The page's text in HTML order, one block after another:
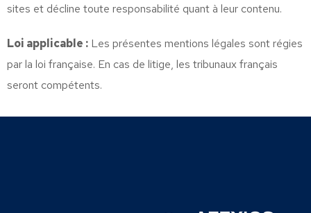
sites et décline toute responsabilité quant à leur contenu.
Loi applicable : Les présentes mentions légales sont régies
par la loi française. En cas de litige, les tribunaux français
seront compétents.